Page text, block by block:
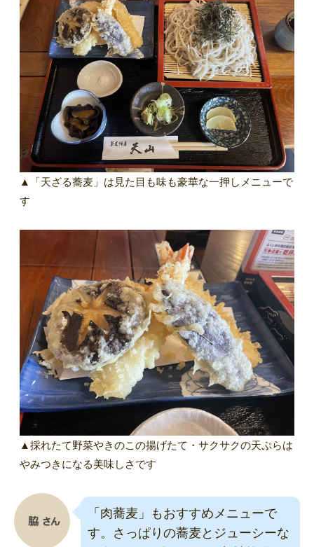
▲「天ざる蕎麦」は見た目も味も豪華な一押しメニューで
す
▲採れたて野菜やきのこの揚げたて・サクサクの天ぷらは
やみつきになる美味しさです
「肉蕎麦」もおすすめメニューで
す。さっぱりの蕎麦とジューシーな